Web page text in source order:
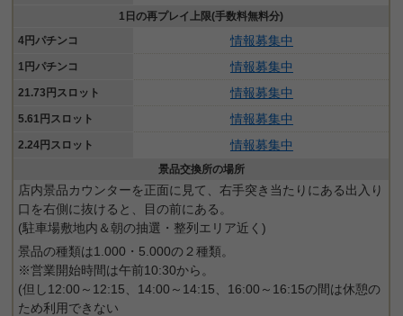
1日の再プレイ上限(手数料無料分)
4円パチンコ
情報募集中
1円パチンコ 情報募集中
21.73円スロット 情報募集中
5.61円スロット 情報募集中
2.24円スロット 情報募集中
景品交換所の場所
店内景品カウンターを正面に見て、右手突き当たりにある出入り
口を右側に抜けると、目の前にある。
(駐車場敷地内＆朝の抽選・整列エリア近く)
景品の種類は1.000・5.000の２種類。
※営業開始時間は午前10:30から。
(但し12:00～12:15、14:00～14:15、16:00～16:15の間は休憩の
ため利用できない